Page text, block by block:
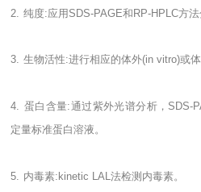
2. 纯度:应用 SDS-PAGE和 RP-HPLC方法
3. 生物活性:进行相应的体外(in vitro)或
4. 蛋白含量:通过紫外光谱分析， SDS-
定量标准蛋白溶液。
5. 内毒素:kinetic LAL法检测内毒素。